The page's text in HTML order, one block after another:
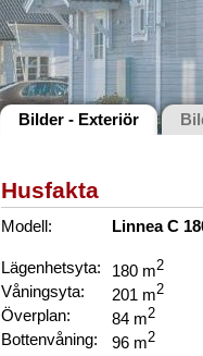
Bilder - Exteriör
Husfakta
Modell: Linnea C
Lägenhetsyta: 180 m2
Våningsyta: 201 m2
Överplan: 84 m2
Bottenvåning: 96 m2